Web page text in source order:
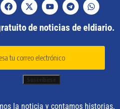
de noticias de eldiario.
la noticia y contamos historias.